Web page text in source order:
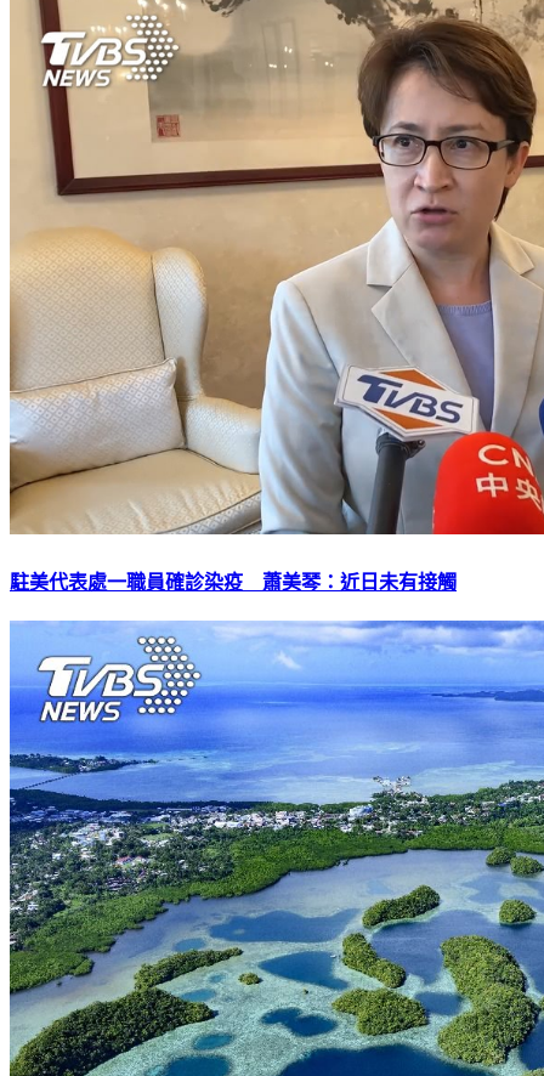
駐美代表處一職員確診染疫 蕭美琴：近日未有接觸